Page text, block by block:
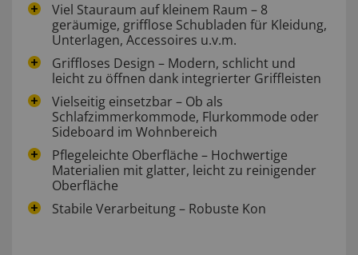
Viel Stauraum auf kleinem Raum – 8
geräumige, grifflose Schubladen für Kleidung,
Unterlagen, Accessoires u.v.m.
Griffloses Design – Modern, schlicht und
leicht zu öffnen dank integrierter Griffleisten
Vielseitig einsetzbar – Ob als
Schlafzimmerkommode, Flurkommode oder
Sideboard im Wohnbereich
Pflegeleichte Oberfläche – Hochwertige
Materialien mit glatter, leicht zu reinigender
Oberfläche
Stabile Verarbeitung – Robuste Kon